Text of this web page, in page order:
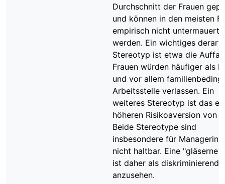
Durchschnitt der Frauen
und können in den meisten
empirisch nicht untermauert
werden. Ein wichtiges
Stereotyp ist etwa die
Frauen würden häufiger als
und vor allem
Arbeitsstelle verlassen. Ein
weiteres Stereotyp ist das
höheren Risikoaversion von
Beide Stereotype sind
insbesondere für
nicht haltbar. Eine "gläserne
ist daher als diskriminierend
anzusehen.